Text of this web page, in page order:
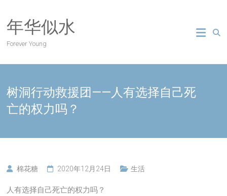
content
年华似水
Forever Young
树洞行动救援团——人有选择自己死
亡的权力吗？
棉花糖 2020年12月24日 生活
人有选择自己死亡的权力吗？